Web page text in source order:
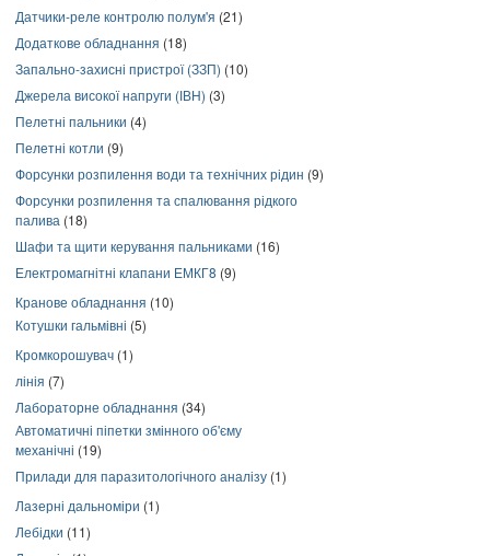
Датчики-реле контролю полум'я (21)
Додаткове обладнання (18)
Запально-захисні пристрої (ЗЗП) (10)
Джерела високої напруги (ІВН) (3)
Пелетні пальники (4)
Пелетні котли (9)
Форсунки розпилення води та технічних рідин (9)
Форсунки розпилення та спалювання рідкого
палива (18)
Шафи та щити керування пальниками (16)
Електромагнітні клапани ЕМКГ8 (9)
Кранове обладнання (10)
Котушки гальмівні (5)
Кромкорошувач (1)
лінія (7)
Лабораторне обладнання (34)
Автоматичні піпетки змінного об'єму
механічні (19)
Прилади для паразитологічного аналізу (1)
Лазерні дальноміри (1)
Лебідки (11)